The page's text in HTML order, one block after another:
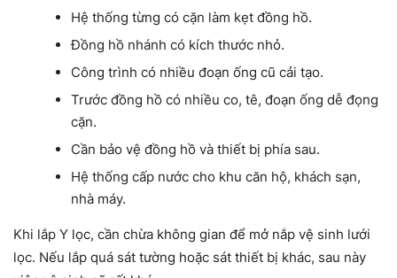
Hệ thống từng có cặn làm kẹt đồng hồ.
Đồng hồ nhánh có kích thước nhỏ.
Công trình có nhiều đoạn ống cũ cải tạo.
Trước đồng hồ có nhiều co, tê, đoạn ống dễ đọng
cặn.
Cần bảo vệ đồng hồ và thiết bị phía sau.
Hệ thống cấp nước cho khu căn hộ, khách sạn,
nhà máy.
Khi lắp Y lọc, cần chừa không gian để mở nắp vệ sinh lưới
lọc. Nếu lắp quá sát tường hoặc sát thiết bị khác, sau này